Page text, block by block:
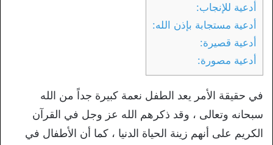
أدعية للإنجاب:
أدعية مستجابة بإذن الله:
أدعية قصيرة:
أدعية مصورة:
في حقيقة الأمر يعد الطفل نعمة كبيرة جداً من الله
سبحانه وتعالى ، وقد ذكرهم الله عز وجل في القرآن
الكريم على أنهم زينة الحياة الدنيا ، كما أن الأطفال في